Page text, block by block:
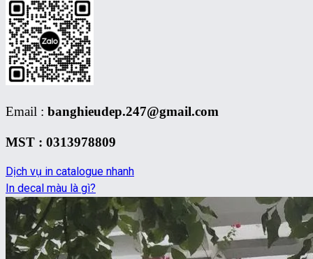
Email : banghieudep.247@gmail.com
MST : 0313978809
Dịch vụ in catalogue nhanh
In decal màu là gì?